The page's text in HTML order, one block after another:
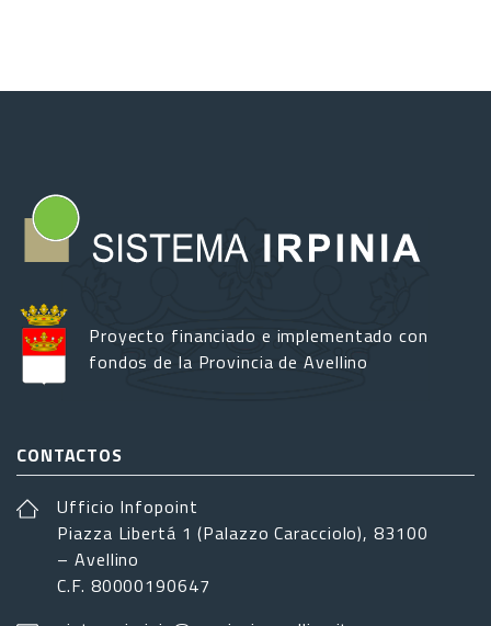
Proyecto financiado e implementado con
fondos de la Provincia de Avellino
CONTACTOS
Ufficio Infopoint
Piazza Libertá 1 (Palazzo Caracciolo), 83100
– Avellino
C.F. 80000190647